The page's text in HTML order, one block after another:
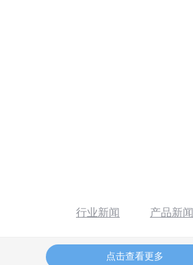
行业新闻 产品新闻
点击查看更多